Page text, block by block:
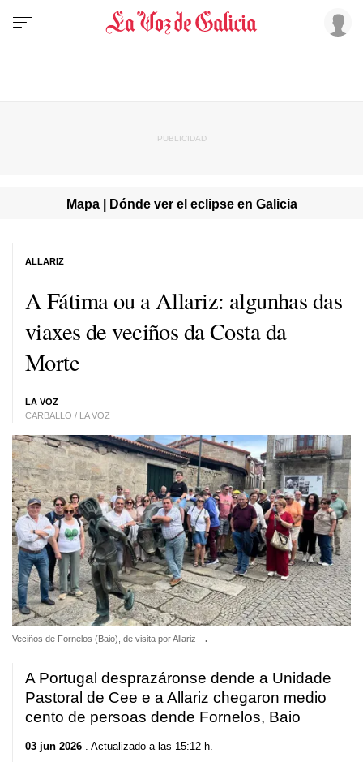
Mapa | Dónde ver el eclipse en Galicia
A Fátima ou a Allariz: algunhas das
viaxes de veciños da Costa da
Morte
LA VOZ
CARBALLO / LA VOZ
ALLARIZ
Veciños de Fornelos (Baio), de visita por Allariz .
A Portugal desprazáronse dende a Unidade
Pastoral de Cee e a Allariz chegaron medio
cento de persoas dende Fornelos, Baio
03 jun 2026 . Actualizado a las 15:12 h.